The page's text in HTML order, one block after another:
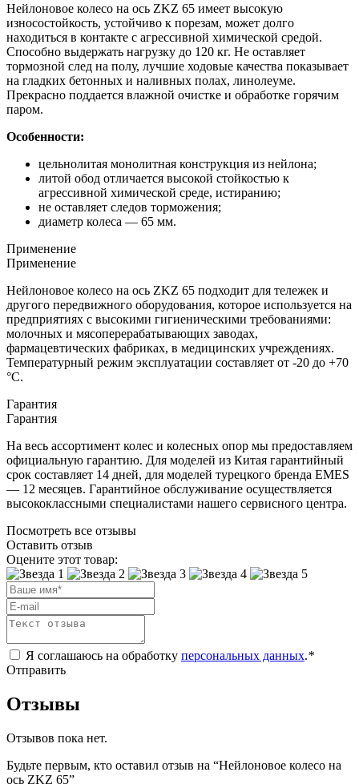
Нейлоновое колесо на ось ZKZ 65 имеет высокую
износостойкость, устойчиво к порезам, может долго
находиться в контакте с агрессивной химической средой.
Способно выдержать нагрузку до 120 кг. Не оставляет
тормозной след на полу, лучшие ходовые качества показывает
на гладких бетонных и наливных полах, линолеуме.
Прекрасно поддается влажной очистке и обработке горячим
паром.
Особенности:
цельнолитая монолитная конструкция из нейлона;
литой обод отличается высокой стойкостью к
агрессивной химической среде, истиранию;
не оставляет следов торможения;
диаметр колеса — 65 мм.
Применение
Применение
Нейлоновое колесо на ось ZKZ 65 подходит для тележек и
другого передвижного оборудования, которое используется на
предприятиях с высокими гигиеническими требованиями:
молочных и мясоперерабатывающих заводах,
фармацевтических фабриках, в медицинских учреждениях.
Температурный режим эксплуатации составляет от -20 до +70
°С.
Гарантия
Гарантия
На весь ассортимент колес и колесных опор мы предоставляем
официальную гарантию. Для моделей из Китая гарантийный
срок составляет 14 дней, для моделей турецкого бренда EMES
— 12 месяцев. Гарантийное обслуживание осуществляется
высококлассными специалистами нашего сервисного центра.
Посмотреть все отзывы
Оставить отзыв
Оцените этот товар:
Я соглашаюсь на обработку персональных данных.*
Отправить
Отзывы
Отзывов пока нет.
Будьте первым, кто оставил отзыв на “Нейлоновое колесо на
ось ZKZ 65”